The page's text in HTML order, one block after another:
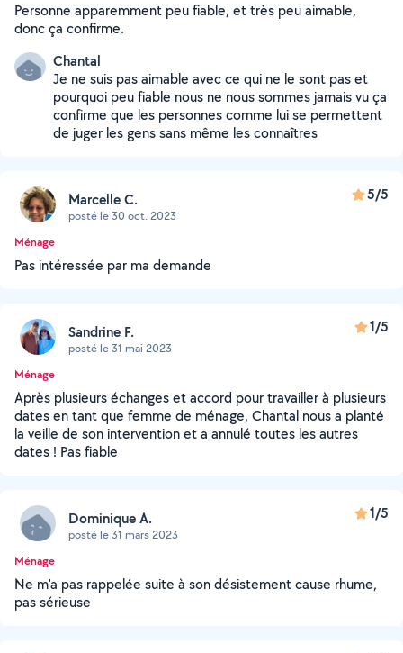
Personne apparemment peu fiable, et très peu aimable,
donc ça confirme.
Chantal
Je ne suis pas aimable avec ce qui ne le sont pas et
pourquoi peu fiable nous ne nous sommes jamais vu ça
confirme que les personnes comme lui se permettent
de juger les gens sans même les connaîtres
Marcelle C.
posté le 30 oct. 2023
5/5
Ménage
Pas intéressée par ma demande
Sandrine F.
posté le 31 mai 2023
1/5
Ménage
Après plusieurs échanges et accord pour travailler à plusieurs
dates en tant que femme de ménage, Chantal nous a planté
la veille de son intervention et a annulé toutes les autres
dates ! Pas fiable
Dominique A.
posté le 31 mars 2023
1/5
Ménage
Ne m'a pas rappelée suite à son désistement cause rhume,
pas sérieuse